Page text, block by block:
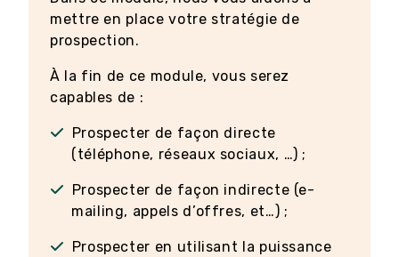
mettre en place votre stratégie de
prospection.
À la fin de ce module, vous serez
capables de :
Prospecter de façon directe
(téléphone, réseaux sociaux, …) ;
Prospecter de façon indirecte (e-
mailing, appels d’offres, et…) ;
Prospecter en utilisant la puissance